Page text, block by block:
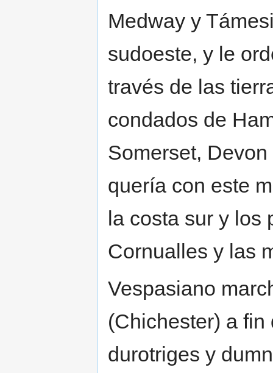
Medway y
sudoeste, y le
través de las
condados de
Somerset,
quería con este
la costa sur y los
Cornualles y las
Vespasiano
(Chichester) a
durotriges y